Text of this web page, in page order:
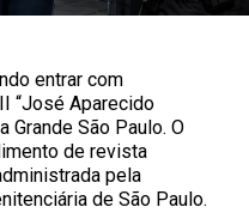
entrar com
“José Aparecido
Grande São Paulo. O
de revista
pela
de São Paulo.